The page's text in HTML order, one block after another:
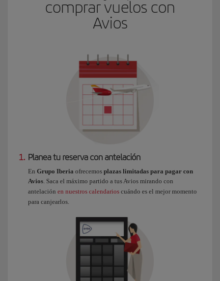
comprar vuelos con
Avios
1. Planea tu reserva con antelación
En Grupo Iberia ofrecemos plazas limitadas para pagar con
Avios. Saca el máximo partido a tus Avios mirando con
antelación en nuestros calendarios cuándo es el mejor momento
para canjearlos.